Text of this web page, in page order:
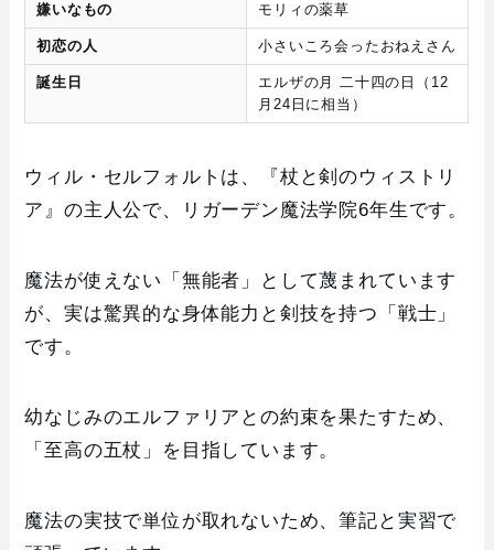
嫌いなもの モリィの薬草
初恋の人 小さいころ会ったおねえさん
誕生日
エルザの月 二十四の日（12
月24日に相当）
ウィル・セルフォルトは、『杖と剣のウィストリ
ア』の主人公で、リガーデン魔法学院6年生です。
魔法が使えない「無能者」として蔑まれています
が、実は驚異的な身体能力と剣技を持つ「戦士」
です。
幼なじみのエルファリアとの約束を果たすため、
「至高の五杖」を目指しています。
魔法の実技で単位が取れないため、筆記と実習で